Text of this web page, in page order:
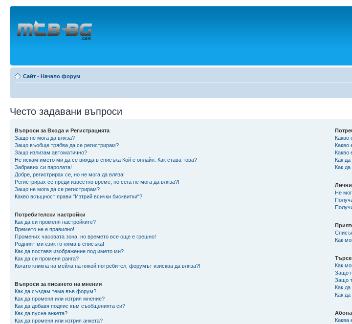
Сайт • Начало форум
Често задавани въпроси
Въпроси за Входа и Регистрацията
Защо не мога да вляза?
Защо въобще трябва да се регистрирам?
Защо излизам автоматично?
Не искам името ми да се вижда в списъка Кой е онлайн. Как става това?
Забравих си паролата!
Добре, регистрирах се, но не мога да вляза!
Регистрирах се преди известно време, но сега не мога да вляза?!
Защо не мога да се регистрирам?
Какво всъщност прави "Изтрий всички бисквитки"?
Потребителски настройки
Как да си променя настройките?
Времето не е правилно!
Промених часовата зона, но времето все още е грешно!
Родният ми език го няма в списъка!
Как да поставя изображение под името ми?
Как да си променя ранга?
Когато кликна на мейла на някой потребител, форумът изисква да вляза?!
Въпроси за писането на мнения
Как да създам тема във форум?
Как да променя или изтрия мнение?
Как да добавя подпис към съобщенията си?
Как да пусна анкета?
Как да променя или изтрия анкета?
Какво
Какво
Какво
Как
Как
Не
Как
Как
Защо
Защо
Как
Как
Каква